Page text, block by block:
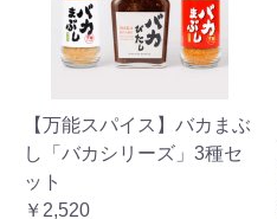
【万能スパイス】バカまぶ
し「バカシリーズ」3種セ
ット
￥2,520